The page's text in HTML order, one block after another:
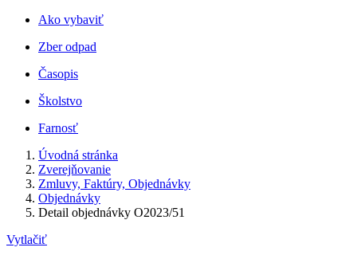
Ako vybaviť
Zber odpad
Časopis
Školstvo
Farnosť
Úvodná stránka
Zverejňovanie
Zmluvy, Faktúry, Objednávky
Objednávky
Detail objednávky O2023/51
Vytlačiť